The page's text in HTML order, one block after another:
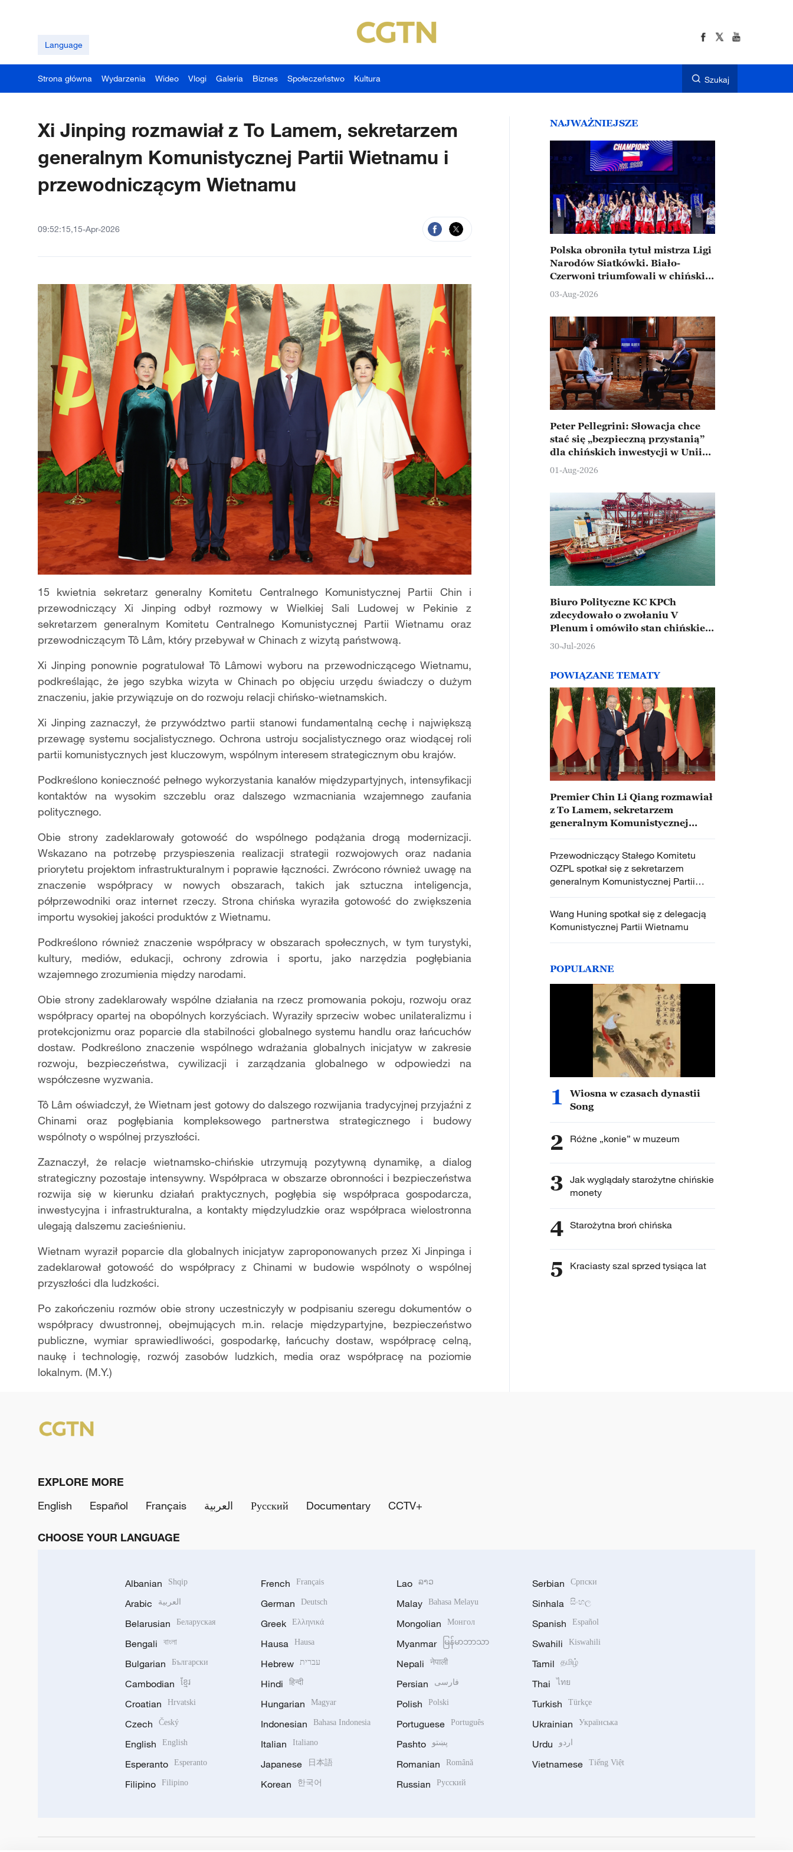
Language
Strona główna Wydarzenia Wideo Vlogi Galeria Biznes Społeczeństwo Kultura Szukaj
Xi Jinping rozmawiał z To Lamem, sekretarzem
generalnym Komunistycznej Partii Wietnamu i
przewodniczącym Wietnamu
09:52:15,15-Apr-2026
15 kwietnia sekretarz generalny Komitetu Centralnego Komunistycznej Partii Chin i
przewodniczący Xi Jinping odbył rozmowy w Wielkiej Sali Ludowej w Pekinie z
sekretarzem generalnym Komitetu Centralnego Komunistycznej Partii Wietnamu oraz
przewodniczącym Tô Lâm, który przebywał w Chinach z wizytą państwową.
Xi Jinping ponownie pogratulował Tô Lâmowi wyboru na przewodniczącego Wietnamu,
podkreślając, że jego szybka wizyta w Chinach po objęciu urzędu świadczy o dużym
znaczeniu, jakie przywiązuje on do rozwoju relacji chińsko-wietnamskich.
Xi Jinping zaznaczył, że przywództwo partii stanowi fundamentalną cechę i największą
przewagę systemu socjalistycznego. Ochrona ustroju socjalistycznego oraz wiodącej roli
partii komunistycznych jest kluczowym, wspólnym interesem strategicznym obu krajów.
Podkreślono konieczność pełnego wykorzystania kanałów międzypartyjnych, intensyfikacji
kontaktów na wysokim szczeblu oraz dalszego wzmacniania wzajemnego zaufania
politycznego.
Obie strony zadeklarowały gotowość do wspólnego podążania drogą modernizacji.
Wskazano na potrzebę przyspieszenia realizacji strategii rozwojowych oraz nadania
priorytetu projektom infrastrukturalnym i poprawie łączności. Zwrócono również uwagę na
znaczenie współpracy w nowych obszarach, takich jak sztuczna inteligencja,
półprzewodniki oraz internet rzeczy. Strona chińska wyraziła gotowość do zwiększenia
importu wysokiej jakości produktów z Wietnamu.
Podkreślono również znaczenie współpracy w obszarach społecznych, w tym turystyki,
kultury, mediów, edukacji, ochrony zdrowia i sportu, jako narzędzia pogłębiania
wzajemnego zrozumienia między narodami.
Obie strony zadeklarowały wspólne działania na rzecz promowania pokoju, rozwoju oraz
współpracy opartej na obopólnych korzyściach. Wyraziły sprzeciw wobec unilateralizmu i
protekcjonizmu oraz poparcie dla stabilności globalnego systemu handlu oraz łańcuchów
dostaw. Podkreślono znaczenie wspólnego wdrażania globalnych inicjatyw w zakresie
rozwoju, bezpieczeństwa, cywilizacji i zarządzania globalnego w odpowiedzi na
współczesne wyzwania.
Tô Lâm oświadczył, że Wietnam jest gotowy do dalszego rozwijania tradycyjnej przyjaźni z
Chinami oraz pogłębiania kompleksowego partnerstwa strategicznego i budowy
wspólnoty o wspólnej przyszłości.
Zaznaczył, że relacje wietnamsko-chińskie utrzymują pozytywną dynamikę, a dialog
strategiczny pozostaje intensywny. Współpraca w obszarze obronności i bezpieczeństwa
rozwija się w kierunku działań praktycznych, pogłębia się współpraca gospodarcza,
inwestycyjna i infrastrukturalna, a kontakty międzyludzkie oraz współpraca wielostronna
ulegają dalszemu zacieśnieniu.
Wietnam wyraził poparcie dla globalnych inicjatyw zaproponowanych przez Xi Jinpinga i
zadeklarował gotowość do współpracy z Chinami w budowie wspólnoty o wspólnej
przyszłości dla ludzkości.
Po zakończeniu rozmów obie strony uczestniczyły w podpisaniu szeregu dokumentów o
współpracy dwustronnej, obejmujących m.in. relacje międzypartyjne, bezpieczeństwo
publiczne, wymiar sprawiedliwości, gospodarkę, łańcuchy dostaw, współpracę celną,
naukę i technologię, rozwój zasobów ludzkich, media oraz współpracę na poziomie
lokalnym. (M.Y.)
NAJWAŻNIEJSZE
Polska obroniła tytuł mistrza Ligi
Narodów Siatkówki. Biało-
Czerwoni triumfowali w chińskim
Ningbo
03-Aug-2026
Peter Pellegrini: Słowacja chce
stać się „bezpieczną przystanią”
dla chińskich inwestycji w Unii
Europejskiej
01-Aug-2026
Biuro Polityczne KC KPCh
zdecydowało o zwołaniu V
Plenum i omówiło stan chińskiej
gospodarki
30-Jul-2026
POWIĄZANE TEMATY
Premier Chin Li Qiang rozmawiał
z To Lamem, sekretarzem
generalnym Komunistycznej
Przewodniczący Stałego Komitetu
OZPL spotkał się z sekretarzem
generalnym Komunistycznej Partii
Wietnamu i przewodniczącym Tô
Wang Huning spotkał się z delegacją
Komunistycznej Partii Wietnamu
POPULARNE
1
Wiosna w czasach dynastii
Song
2 Różne „konie” w muzeum
3 Jak wyglądały starożytne chińskie
monety
4 Starożytna broń chińska
5 Kraciasty szal sprzed tysiąca lat
EXPLORE MORE
English
Español Français العربية Русский Documentary CCTV+
CHOOSE YOUR LANGUAGE
Albanian Shqip
Arabic العربية
Belarusian Беларуская
Bengali বাংলা
Bulgarian Български
Cambodian ខ្មែរ
Croatian Hrvatski
Czech Český
English English
Esperanto Esperanto
Filipino Filipino
French Français
German Deutsch
Greek Ελληνικά
Hausa Hausa
Hebrew עברית
Hindi हिन्दी
Hungarian Magyar
Indonesian Bahasa Indonesia
Italian Italiano
Japanese 日本語
Korean 한국어
Lao ລາວ
Malay Bahasa Melayu
Mongolian Монгол
Myanmar မြန်မာဘာသာ
Nepali नेपाली
Persian فارسی
Polish Polski
Portuguese Português
Pashto پښتو
Romanian Română
Russian Русский
Serbian Српски
Sinhala සිංහල
Spanish Español
Swahili Kiswahili
Tamil தமிழ்
Thai ไทย
Turkish Türkçe
Ukrainian Українська
Urdu اردو
Vietnamese Tiếng Việt